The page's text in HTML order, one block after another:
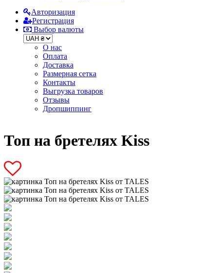
Авторизация
Регистрация
Выбор валюты
О нас
Оплата
Доставка
Размерная сетка
Контакты
Выгрузка товаров
Отзывы
Дропшиппинг
Топ на бретелях Kiss